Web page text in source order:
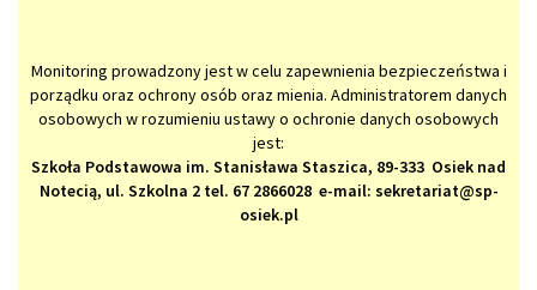
Monitoring prowadzony jest w celu zapewnienia bezpieczeństwa i
porządku oraz ochrony osób oraz mienia. Administratorem danych
osobowych w rozumieniu ustawy o ochronie danych osobowych
jest:
Szkoła Podstawowa im. Stanisława Staszica, 89-333 Osiek nad
Notecią, ul. Szkolna 2 tel. 67 2866028 e-mail: sekretariat@sp-
osiek.pl